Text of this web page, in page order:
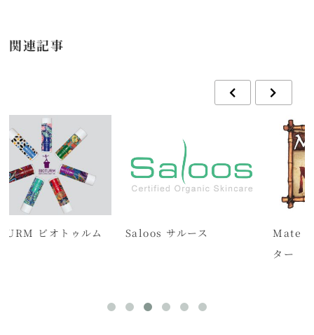
関連記事
オトゥルム Saloos サルース
Mate Factor